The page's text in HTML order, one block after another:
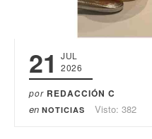
21
JUL
2026
por REDACCIÓN C
en NOTICIAS Visto: 382